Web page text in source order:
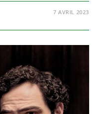
7 AVRIL 2023